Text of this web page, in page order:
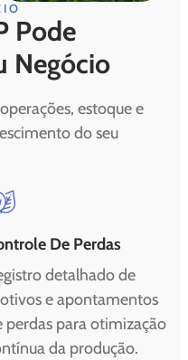
Pode
Negócio
estoque e
do seu
De Perdas
detalhado de
e apontamentos
perdas para otimização
da produção.